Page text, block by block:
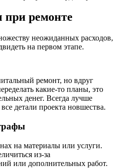
ремонте
неожиданных расходов,
на первом этапе.
ремонт, но вдруг
какие-то планы, это
денег. Всегда лучше
детали проекта новшества.
на материалы или услуги.
из-за
или дополнительных работ.